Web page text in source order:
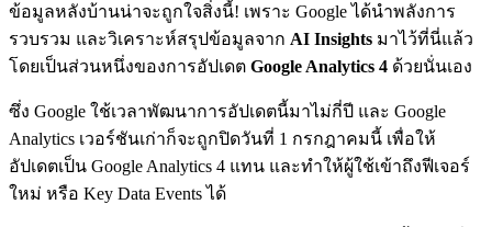
ข้อมูลหลังบ้านน่าจะถูกใจสิ่งนี้! เพราะ Google ได้นำพลังการ
รวบรวม และวิเคราะห์สรุปข้อมูลจาก AI Insights มาไว้ที่นี่แล้ว
โดยเป็นส่วนหนึ่งของการอัปเดต Google Analytics 4 ด้วยนั่นเอง
ซึ่ง Google ใช้เวลาพัฒนาการอัปเดตนี้มาไม่กี่ปี และ Google
Analytics เวอร์ชันเก่าก็จะถูกปิดวันที่ 1 กรกฎาคมนี้ เพื่อให้
อัปเดตเป็น Google Analytics 4 แทน และทำให้ผู้ใช้เข้าถึงฟีเจอร์
ใหม่ หรือ Key Data Events ได้